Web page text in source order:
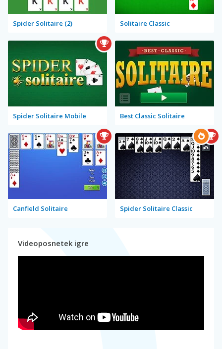
Spider Solitaire (2) Solitaire Classic
Spider Solitaire Mobile Best Classic Solitaire
Canfield Solitaire Spider Solitaire Classic
Videoposnetek igre